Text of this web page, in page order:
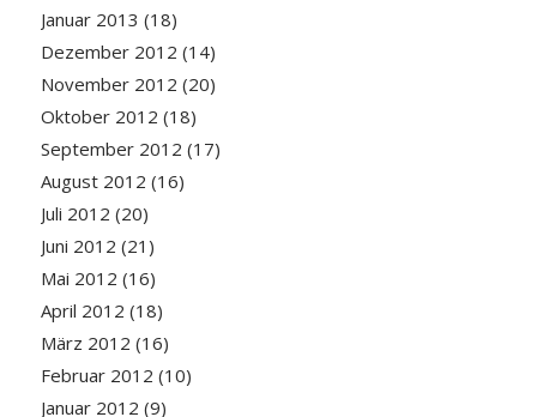
Januar 2013 (18)
Dezember 2012 (14)
November 2012 (20)
Oktober 2012 (18)
September 2012 (17)
August 2012 (16)
Juli 2012 (20)
Juni 2012 (21)
Mai 2012 (16)
April 2012 (18)
März 2012 (16)
Februar 2012 (10)
Januar 2012 (9)